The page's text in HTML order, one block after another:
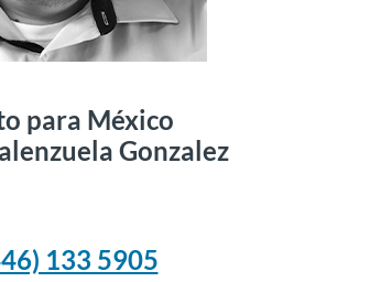
para México
Gonzalez
133 5905